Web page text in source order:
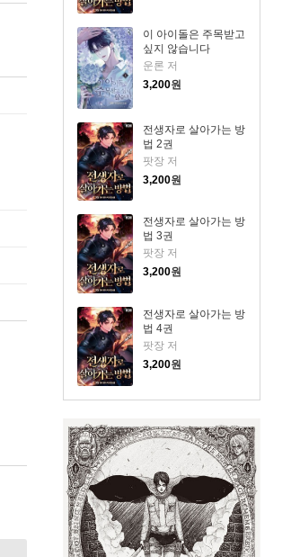
이 아이돌은 주목받고
싶지 않습니다
운론 저
3,200원
전생자로 살아가는 방
법 2권
팟장 저
3,200원
전생자로 살아가는 방
법 3권
팟장 저
3,200원
전생자로 살아가는 방
법 4권
팟장 저
3,200원